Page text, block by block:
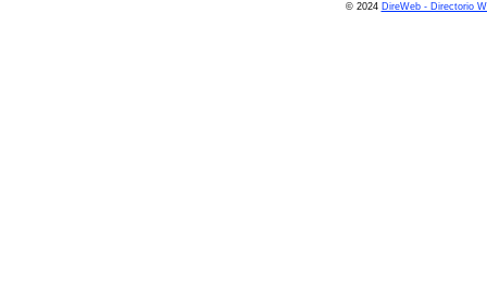
© 2024 DireWeb - Directorio